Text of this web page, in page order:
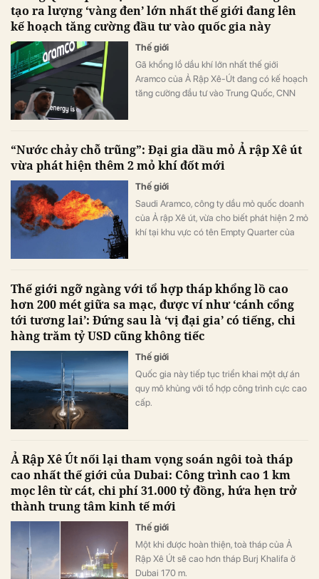
tạo ra lượng ‘vàng đen’ lớn nhất thế giới đang lên
kế hoạch tăng cường đầu tư vào quốc gia này
Thế giới
Gã khổng lồ dầu khí lớn nhất thế giới
Aramco của Ả Rập Xê-Út đang có kế hoạch
tăng cường đầu tư vào Trung Quốc, CNN
“Nước chảy chỗ trũng”: Đại gia dầu mỏ Ả rập Xê út
vừa phát hiện thêm 2 mỏ khí đốt mới
Thế giới
Saudi Aramco, công ty dầu mỏ quốc doanh
của Ả rập Xê út, vừa cho biết phát hiện 2 mỏ
khí tại khu vực có tên Empty Quarter của
Thế giới ngỡ ngàng với tổ hợp tháp khổng lồ cao
hơn 200 mét giữa sa mạc, được ví như ‘cánh cổng
tới tương lai’: Đứng sau là ‘vị đại gia’ có tiếng, chi
hàng trăm tỷ USD cũng không tiếc
Thế giới
Quốc gia này tiếp tục triển khai một dự án
quy mô khủng với tổ hợp công trình cực cao
cấp.
Ả Rập Xê Út nối lại tham vọng soán ngôi toà tháp
cao nhất thế giới của Dubai: Công trình cao 1 km
mọc lên từ cát, chi phí 31.000 tỷ đồng, hứa hẹn trở
thành trung tâm kinh tế mới
Thế giới
Một khi được hoàn thiện, toà tháp của Ả
Rập Xê Út sẽ cao hơn tháp Burj Khalifa ở
Dubai 170 m.